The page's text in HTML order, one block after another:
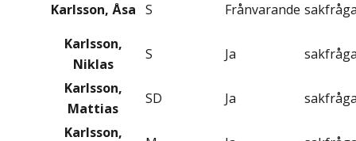
Karlsson, Åsa S Frånvarande
Karlsson,
Niklas
S Ja
Karlsson,
Mattias
SD Ja
Karlsson,